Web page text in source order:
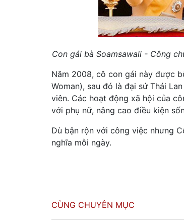
Con gái bà Soamsawali - Công
Năm 2008, cô con gái này được
Woman), sau đó là đại sứ Thái
viên. Các hoạt động xã hội của
với phụ nữ, nâng cao điều kiện
Dù bận rộn với công việc nhưng
nghĩa mỗi ngày.
CÙNG CHUYÊN MỤC